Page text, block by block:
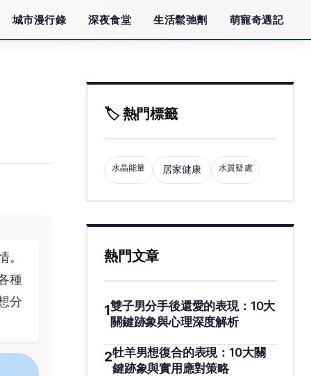
城市漫行錄 深夜食堂 生活鬆弛劑 萌寵奇遇記
種
分
🏷️ 熱門標籤
水晶能量 居家健康 水質疑慮
熱門文章
1雙子男分手後還愛的表現：10大
關鍵跡象與心理深度解析
2牡羊男想復合的表現：10大關
鍵跡象與實用應對策略